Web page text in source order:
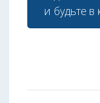
и будьте в